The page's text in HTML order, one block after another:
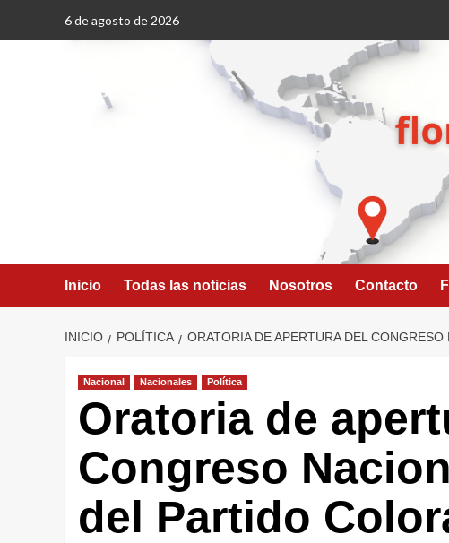
6 de agosto de 2026
Inicio Todas las noticias Nosotros Contacto
INICIO POLÍTICA ORATORIA DE APERTURA DEL
Nacional Nacionales Política
Oratoria de
Congreso
del Partido